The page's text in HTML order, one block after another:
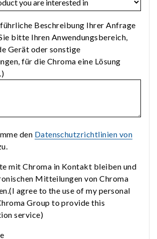
Beschreibung Ihrer Anfrage
bitte Ihren Anwendungsbereich,
Gerät oder sonstige
für die Chroma eine Lösung
den Datenschutzrichtlinien von
mit Chroma in Kontakt bleiben und
Mitteilungen von Chroma
agree to the use of my personal
Group to provide this
service)